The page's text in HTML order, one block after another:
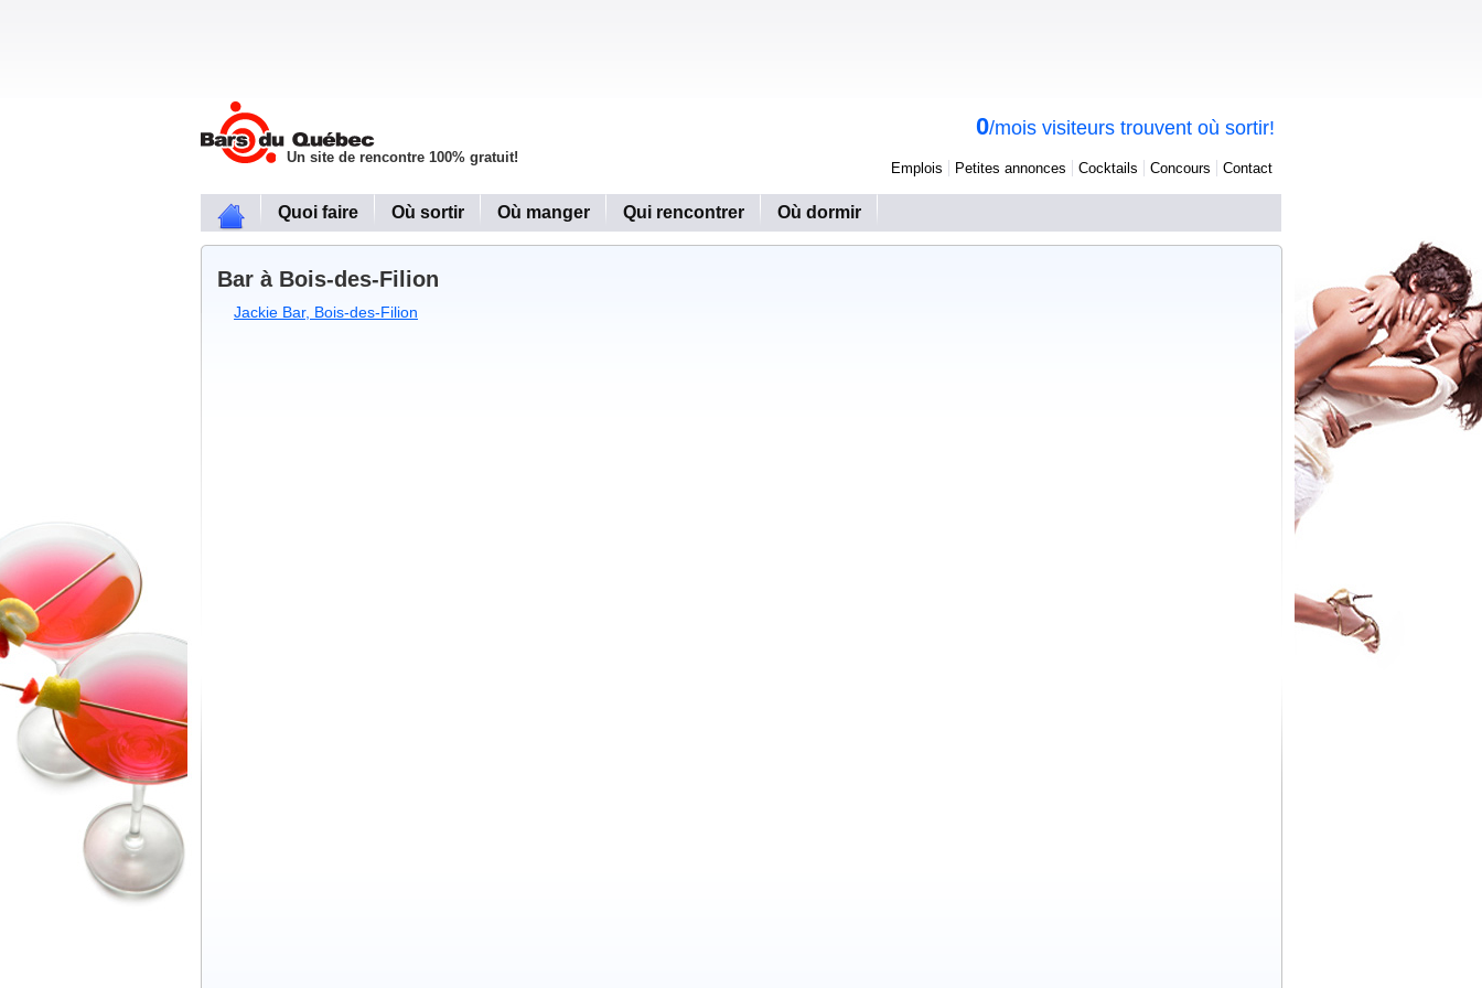
Un site de rencontre 100% gratuit!
0/mois visiteurs trouvent où sortir!
Emplois Petites annonces Cocktails Concours Contact
Quoi faire Où sortir Où manger Qui rencontrer Où dormir
Bar à Bois-des-Filion
Jackie Bar, Bois-des-Filion